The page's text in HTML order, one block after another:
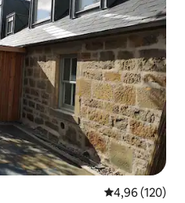
Évaluation
4,96 (120)